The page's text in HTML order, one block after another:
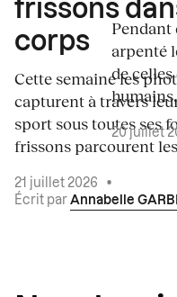
frissons
corps
Cette semaine les
capturent à travers
sport sous toutes ses
frissons parcourent
21 juillet 2026
•
Écrit par Annabelle
Pendant
arpenté
de
20 juillet